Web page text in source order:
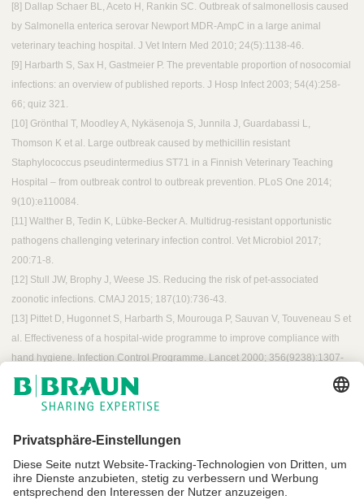
[​8] Dallap Schaer BL, Aceto H, Rankin SC. Outbreak of salmonellosis caused
by Salmonella enterica serovar Newport MDR-AmpC in a large animal
veterinary teaching hospital. J Vet Intern Med 2010; 24(5):1138-46.
[​9] Harbarth S, Sax H, Gastmeier P. The preventable proportion of nosocomial
infections: an overview of published reports. J Hosp Infect 2003; 54(4):258-
66; quiz 321.
[​10] Grönthal T, Moodley A, Nykäsenoja S, Junnila J, Guardabassi L,
Thomson K et al. Large outbreak caused by methicillin resistant
Staphylococcus pseudintermedius ST71 in a Finnish Veterinary Teaching
Hospital – from outbreak control to outbreak prevention. PLoS One 2014;
9(10):e110084.
[​11] Walther B, Tedin K, Lübke-Becker A. Multidrug-resistant opportunistic
pathogens challenging veterinary infection control. Vet Microbiol 2017;
200:71-8.
[​12] Stull JW, Brophy J, Weese JS. Reducing the risk of pet-associated
zoonotic infections. CMAJ 2015; 187(10):736-43.
[​13] Pittet D, Hugonnet S, Harbarth S, Mourouga P, Sauvan V, Touveneau S et
al. Effectiveness of a hospital-wide programme to improve compliance with
hand hygiene. Infection Control Programme. Lancet 2000; 356(9238):1307-
12.​
Impressum